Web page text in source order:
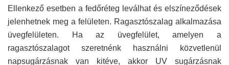
Ellenkező esetben a fedőréteg leválhat és elszíneződések
jelenhetnek meg a felületen. Ragasztószalag alkalmazása
üvegfelületen. Ha az üvegfelület, amelyen a
ragasztószalagot szeretnénk használni közvetlenül
napsugárzásnak van kitéve, akkor UV sugárzásnak